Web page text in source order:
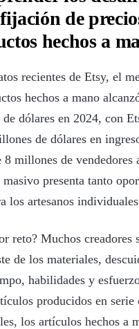
de
hechos a
recientes de Etsy, el
hechos a mano
dólares en 2024, con
de dólares en
8 millones de vendedores
masivo presenta tanto
los artesanos
reto? Muchos creadores
de los materiales,
habilidades y
producidos en serie
los artículos hechos a